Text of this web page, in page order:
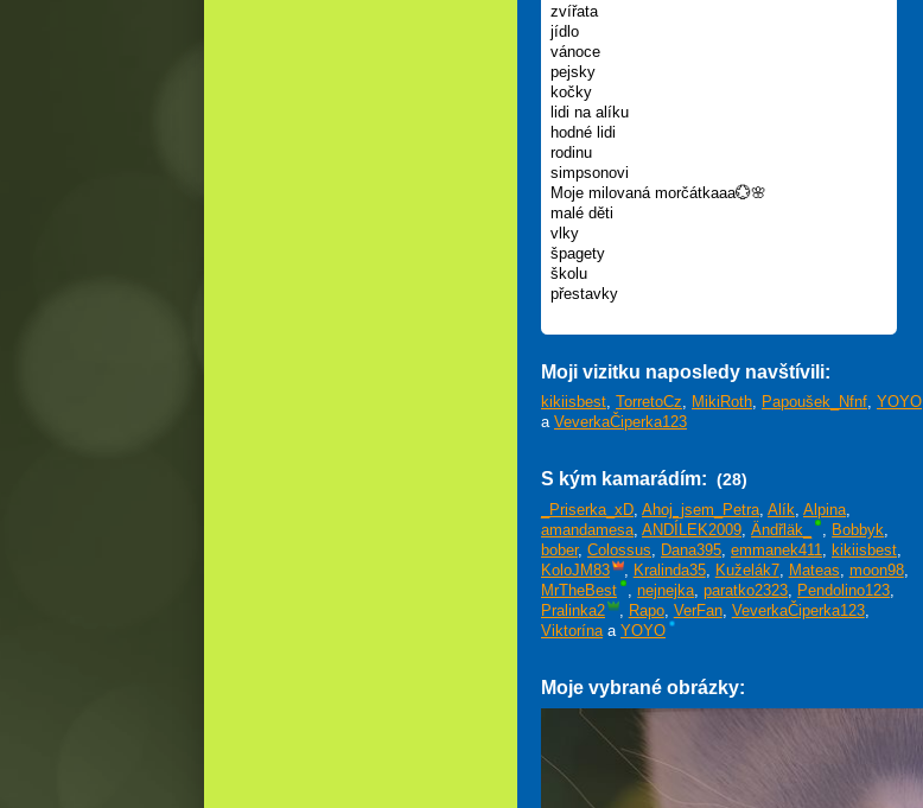
zvířata
jídlo
vánoce
pejsky
kočky
lidi na alíku
hodné lidi
rodinu
simpsonovi
Moje milovaná morčátkaaa💮🌸
malé děti
vlky
špagety
školu
přestavky
Moji vizitku naposledy navštívili:
kikiisbest, TorretoCz, MikiRoth, Papoušek_Nfnf, YOYO
a VeverkaČiperka123
S kým kamarádím: (28)
_Priserka_xD Ahoj_jsem_Petra Alík Alpina
amandamesa ANDÍLEK2009 Ändřläk_ Bobbyk
bober, Colossus Dana395 emmanek411 kikiisbest
KoloJM83
, Kralinda35, Kuželák7, Mateas moon98,
MrTheBest
,nejnejka ,paratko2323 Pendolino123
Pralinka2
, Rapo, VerFan, VeverkaČiperka123,
Viktorína a YOYO
Moje vybrané obrázky: